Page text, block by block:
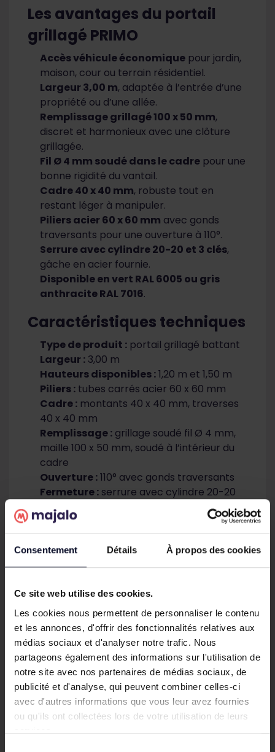
Consentement Détails À propos des cookies
Ce site web utilise des cookies.
Les cookies nous permettent de personnaliser le contenu
et les annonces, d'offrir des fonctionnalités relatives aux
médias sociaux et d'analyser notre trafic. Nous
partageons également des informations sur l'utilisation de
notre site avec nos partenaires de médias sociaux, de
publicité et d'analyse, qui peuvent combiner celles-ci
avec d'autres informations que vous leur avez fournies
ou qu'ils ont collectées lors de votre utilisation de leurs
services.
Les avantages du portail
grillagé PRIMO
Accès véhicule économique pour jardin,
maison, cour ou terrain résidentiel.
Largeur 3,00 m, adaptée à l’entrée d’une
propriété ou d’une allée.
Remplissage grillagé 100 x 50 mm,
discret et harmonieux avec une clôture
grillagée.
Fil Ø 4 mm soudé dans le cadre pour une
bonne rigidité du vantail.
Cadre 40 x 40 mm, robuste tout en
restant léger à manipuler.
Piliers acier 60 x 60 mm avec gonds
traversants pour une ouverture à 110°.
Serrure avec cylindre 20-20 et 3 clés,
gâche en acier fournie.
Disponible en vert RAL 6005 ou gris
anthracite RAL 7016.
Caractéristiques techniques
Type de produit : portail grillagé battant
Largeur : 3,00 m
Hauteurs disponibles :1,20 m et 1,50 m
Piliers : tubes carrés acier 60 x 60 mm
Cadre : montants 40 x 40 mm, traverses
40 x 40 mm
Remplissage : grillage soudé fil Ø 4 mm,
maille 100 x 50 mm, soudé à l’intérieur du
cadre
Ouverture :110° avec gonds traversants
Fermeture : serrure avec cylindre 20-20
fourni avec 3 clés
Accessoire de fermeture :
gâche en acier
Revêtement :plastifié sur acier galvanisé
Coloris disponibles :
vert RAL 6005 et gris
anthracite RAL 7016
Un portail simple et
coordonné avec votre
clôture
Le portail grillagé PRIMO est idéal pour compléter
une clôture résidentielle à moindre coût. Son
remplissage grillagé, à maille 100 x 50 mm en fil Ø
4 mm, soudé dans un cadre 40 x 40 mm, lui
assure une rigidité suffisante pour sécuriser votre
accès tout en conservant une structure légère et